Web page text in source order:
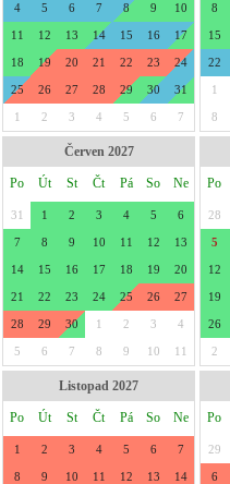
4 5 6 7 8 9 10
11 12 13 14 15 16 17
18 19 20 21 22 23 24
25 26 27 28 29 30 31
1 2 3 4 5 6 7
8
15
22
1
8
Červen 2027
Po Út St Čt Pá So Ne
31 1 2 3 4 5 6
7 8 9 10 11 12 13
14 15 16 17 18 19 20
21 22 23 24 25 26 27
28 29 30 1 2 3 4
5 6 7 8 9 10 11
Po
28
5
12
19
26
2
Listopad 2027
Po Út St Čt Pá So Ne
1 2 3 4 5 6 7
8 9 10 11 12 13 14
Po
29
6